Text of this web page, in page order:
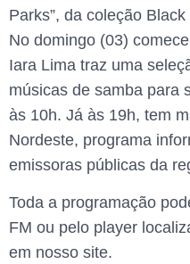
Parks”, da coleção
No domingo (03)
Iara Lima traz uma
músicas de samba para
às 10h. Já às 19h, tem
Nordeste, programa
emissoras públicas da
Toda a programação
FM ou pelo player
em nosso site.